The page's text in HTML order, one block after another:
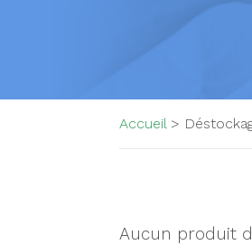
Accueil>
Aucun produit